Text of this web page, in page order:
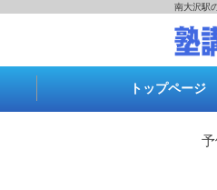
南大沢駅
トップページ